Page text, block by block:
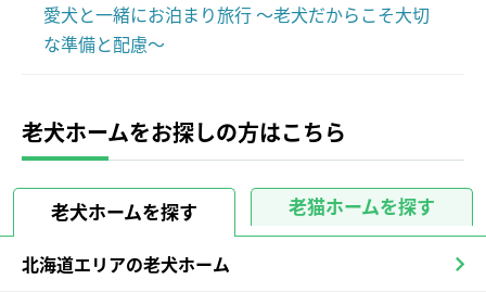
愛犬と一緒にお泊まり旅行 ～老犬だからこそ大切
な準備と配慮～
老犬ホームをお探しの方はこちら
老犬ホームを探す 老猫ホームを探す
北海道エリアの老犬ホーム